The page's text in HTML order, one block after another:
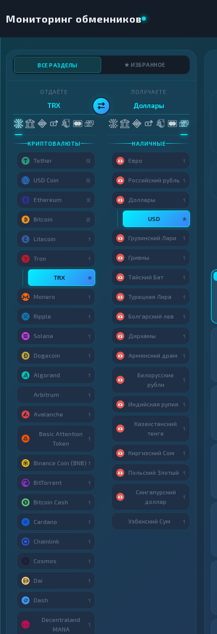
Мониторинг обменников
ВСЕ РАЗДЕЛЫ ★ ИЗБРАННОЕ
ОТДАЁТЕ
TRX
КРИПТОВАЛЮТЫ
Tether 9
USD Coin 5
Ethereum 3
Bitcoin 2
Litecoin 1
Tron 1
TRX ★
Monero 1
Ripple 1
Solana 1
Dogecoin 1
Algorand 1
Arbitrum 1
Avalanche 1
Basic Attention
Token
1
Binance Coin (BNB) 1
BitTorrent 1
Bitcoin Cash 1
Cardano 1
Chainlink 1
Cosmos 1
Dai 1
Dash 1
Decentraland
MANA
1
ПОЛУЧАЕТЕ
Доллары
НАЛИЧНЫЕ
Евро 1
Российский рубль 1
Доллары 1
USD ★
Грузинский Лари 1
Гривны 1
Тайский Бат 1
Турецкая Лира 1
Болгарский лев 1
Дирхамы 1
Армянский драм 1
Белорусские
рубли
1
Индийская рупия 1
Казахстанский
тенге
1
Киргизский Сом 1
Польский Злотый 1
Сингапурский
доллар
1
Узбекский Сум 1